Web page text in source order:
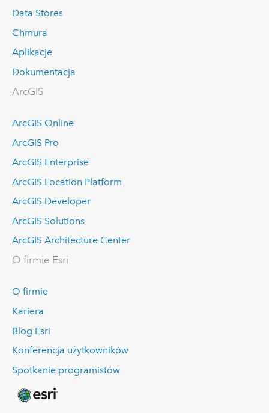
Data Stores
Chmura
Aplikacje
Dokumentacja
ArcGIS
ArcGIS Online
ArcGIS Pro
ArcGIS Enterprise
ArcGIS Location Platform
ArcGIS Developer
ArcGIS Solutions
ArcGIS Architecture Center
O firmie Esri
O firmie
Kariera
Blog Esri
Konferencja użytkowników
Spotkanie programistów